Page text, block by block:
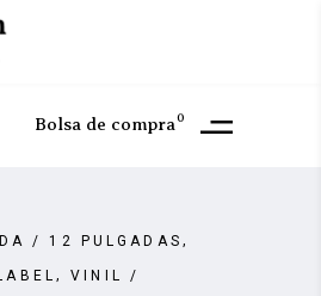
Bolsa de compra0
/ 12 PULGADAS ,
,VINIL /